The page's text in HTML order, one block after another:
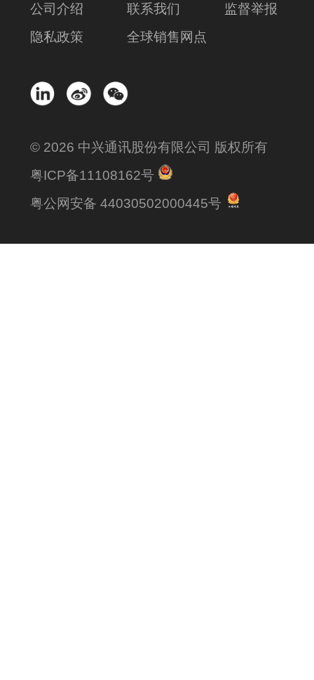
公司介绍 联系我们
监督举报
隐私政策
全球销售网点
© 2026 中兴通讯股份有限公司 版权所有
粤ICP备11108162号
粤公网安备 44030502000445号